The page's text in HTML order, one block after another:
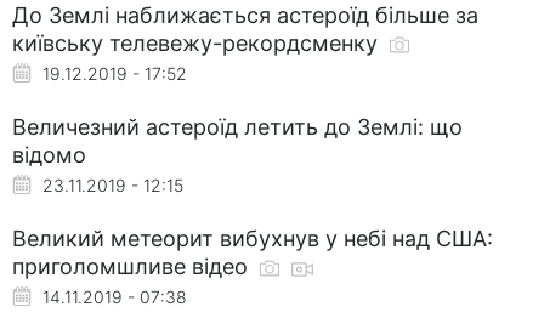
До Землі наближається астероїд більше за
київську телевежу-рекордсменку
19.12.2019 - 17:52
Величезний астероїд летить до Землі: що
відомо
23.11.2019 - 12:15
Великий метеорит вибухнув у небі над США:
приголомшливе відео
14.11.2019 - 07:38